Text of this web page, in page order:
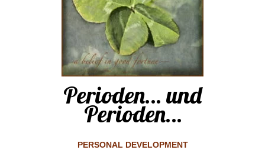
Perioden… und
Perioden…
PERSONAL DEVELOPMENT